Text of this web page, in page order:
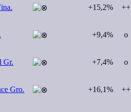
+15,2% ++
+9,4% o
Gr. +7,4% o
Gro. +16,1% ++